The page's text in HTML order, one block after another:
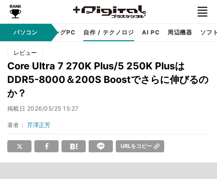
パソコン
PC本体 ゲーミングPC 自作 / テクノロジ AI PC 周辺機器 ソフ
レビュー
Core Ultra 7 270K Plus/5 250K Plusは
DDR5-8000＆200S Boostでさらに伸びるの
か？
掲載日 2026/05/25 15:27
著者： 芹澤正芳
URLをコピー